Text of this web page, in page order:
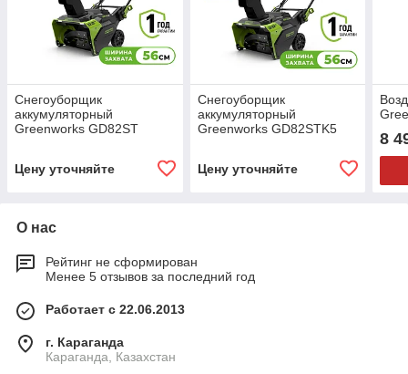
Снегоуборщик
аккумуляторный
Greenworks GD82ST
Цену уточняйте
Снегоуборщик
аккумуляторный
Greenworks GD82STK5
Цену уточняйте
8
О нас
Рейтинг не сформирован
Менее 5 отзывов за последний год
Работает с 22.06.2013
г. Караганда
Караганда, Казахстан